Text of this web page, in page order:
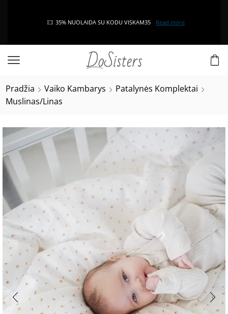
35% NUOLAIDA SU KODU VISKAM35 Read more
Pradžia Vaiko Kambarys
Patalynės Komplektai
Muslinas/Linas